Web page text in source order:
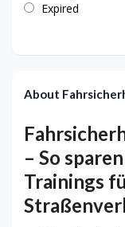
Expired
About
– So
Trainings